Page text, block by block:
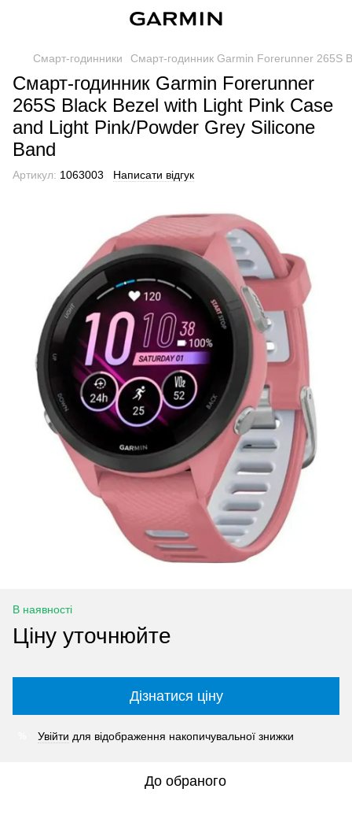
Смарт-годинники Смарт-годинник Garmin Forerunner 265S
Смарт-годинник Garmin Forerunner
265S Black Bezel with Light Pink Case
and Light Pink/Powder Grey Silicone
Band
Артикул: 1063003 Написати відгук
В наявності
Ціну уточнюйте
Дізнатися ціну
Увійти для відображення накопичувальної знижки
До обраного